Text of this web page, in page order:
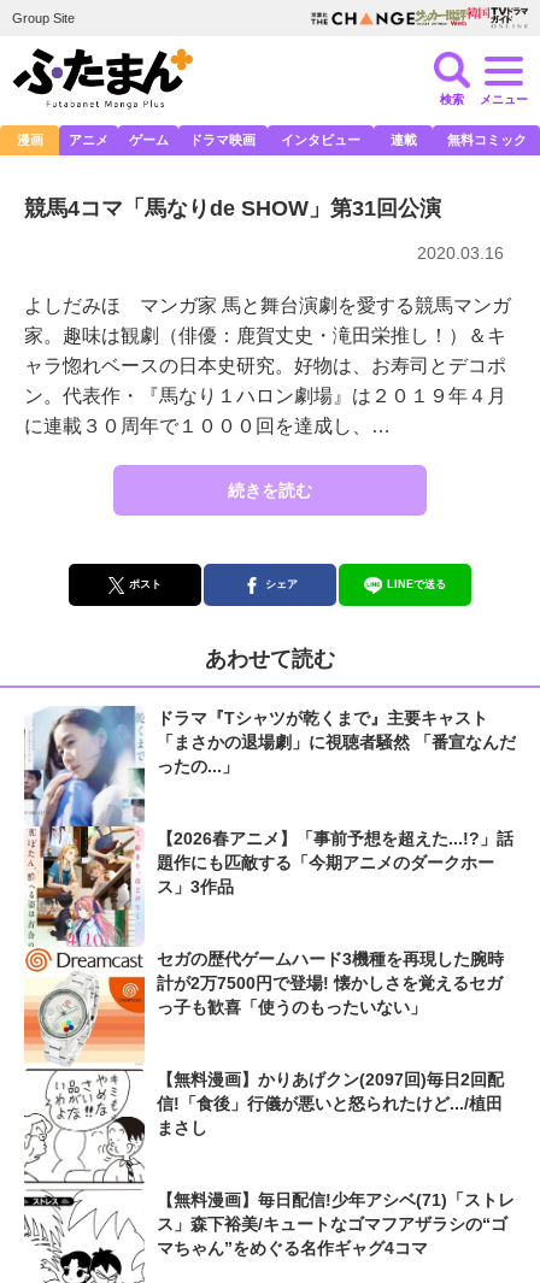
Group Site
検索 メニュー
漫画 アニメ ゲーム ドラマ映画 インタビュー 連載 無料コミック
競馬4コマ「馬なりde SHOW」第31回公演
2020.03.16
よしだみほ マンガ家 馬と舞台演劇を愛する競馬マンガ
家。趣味は観劇（俳優：鹿賀丈史・滝田栄推し！）＆キ
ャラ惚れベースの日本史研究。好物は、お寿司とデコポ
ン。代表作・『馬なり１ハロン劇場』は２０１９年４月
に連載３０周年で１０００回を達成し、…
続きを読む
ポスト シェア LINEで送る
あわせて読む
ドラマ『Tシャツが乾くまで』主要キャスト
「まさかの退場劇」に視聴者騒然 「番宣なんだ
ったの...」
【2026春アニメ】「事前予想を超えた...!?」話
題作にも匹敵する「今期アニメのダークホー
ス」3作品
セガの歴代ゲームハード3機種を再現した腕時
計が2万7500円で登場! 懐かしさを覚えるセガ
っ子も歓喜「使うのもったいない」
【無料漫画】かりあげクン(2097回)毎日2回配
信!「食後」行儀が悪いと怒られたけど.../植田
まさし
【無料漫画】毎日配信!少年アシベ(71)「ストレ
ス」森下裕美/キュートなゴマフアザラシの“ゴ
マちゃん”をめぐる名作ギャグ4コマ